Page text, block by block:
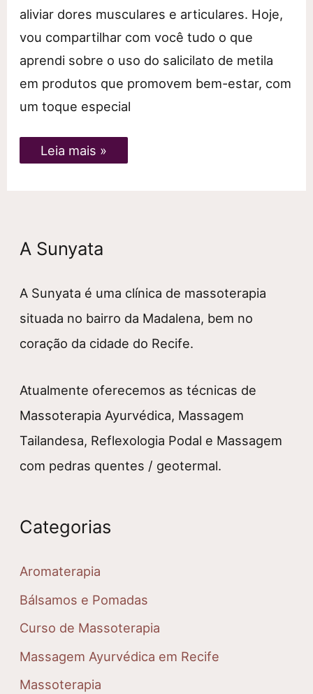
aliviar dores musculares e articulares. Hoje,
vou compartilhar com você tudo o que
aprendi sobre o uso do salicilato de metila
em produtos que promovem bem-estar, com
um toque especial
Descubra
os
Bálsamos
Terapêuticas
Leia mais »
A Sunyata
A Sunyata é uma clínica de massoterapia
situada no bairro da Madalena, bem no
coração da cidade do Recife.
Atualmente oferecemos as técnicas de
Massoterapia Ayurvédica, Massagem
Tailandesa, Reflexologia Podal e Massagem
com pedras quentes / geotermal.
Categorias
Aromaterapia
Bálsamos e Pomadas
Curso de Massoterapia
Massagem Ayurvédica em Recife
Massoterapia